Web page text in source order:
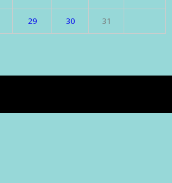
29 30 31